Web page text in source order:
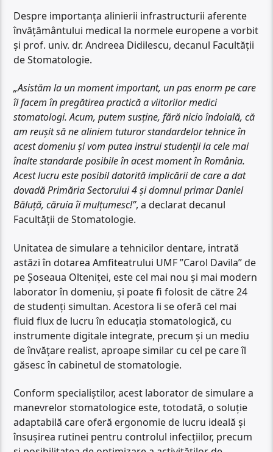
Despre importanța alinierii infrastructurii aferente
învățământului medical la normele europene a vorbit
și prof. univ. dr. Andreea Didilescu, decanul Facultății
de Stomatologie.
„Asistăm la un moment important, un pas enorm pe care
îl facem în pregătirea practică a viitorilor medici
stomatologi. Acum, putem susține, fără nicio îndoială, că
am reușit să ne aliniem tuturor standardelor tehnice în
acest domeniu și vom putea instrui studenții la cele mai
înalte standarde posibile în acest moment în România.
Acest lucru este posibil datorită implicării de care a dat
dovadă Primăria Sectorului 4 și domnul primar Daniel
Băluță, căruia îi mulțumesc!”, a declarat decanul
Facultății de Stomatologie.
Unitatea de simulare a tehnicilor dentare, intrată
astăzi în dotarea Amfiteatrului UMF ”Carol Davila” de
pe Șoseaua Olteniței, este cel mai nou și mai modern
laborator în domeniu, și poate fi folosit de către 24
de studenți simultan. Acestora li se oferă cel mai
fluid flux de lucru în educația stomatologică, cu
instrumente digitale integrate, precum și un mediu
de învățare realist, aproape similar cu cel pe care îl
găsesc în cabinetul de stomatologie.
Conform specialiștilor, acest laborator de simulare a
manevrelor stomatologice este, totodată, o soluție
adaptabilă care oferă ergonomie de lucru ideală și
însușirea rutinei pentru controlul infecțiilor, precum